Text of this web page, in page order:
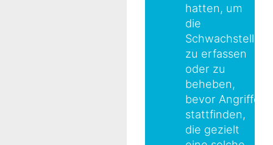
hatten, um
die
Schwachstelle
zu erfassen
oder zu
beheben,
bevor Angriffe
stattfinden,
die gezielt